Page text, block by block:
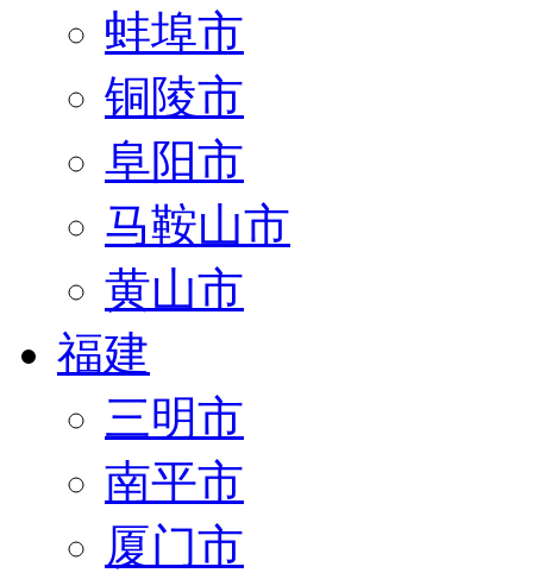
蚌埠市
铜陵市
阜阳市
马鞍山市
黄山市
福建
三明市
南平市
厦门市